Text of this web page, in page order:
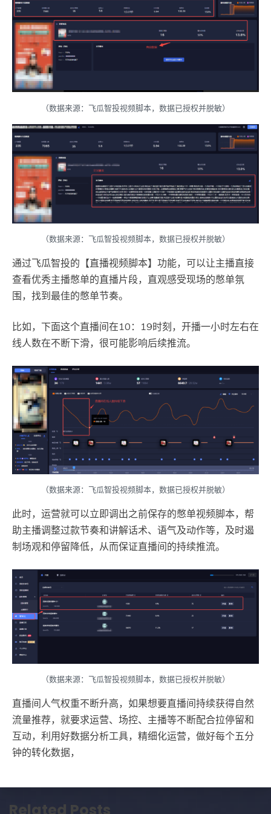
（数据来源：飞瓜智投视频脚本，数据已授权并脱敏）
（数据来源：飞瓜智投视频脚本，数据已授权并脱敏）
通过飞瓜智投的【直播视频脚本】功能，可以让主播直接
查看优秀主播憋单的直播片段，直观感受现场的憋单氛
围，找到最佳的憋单节奏。
比如，下面这个直播间在10：19时刻，开播一小时左右在
线人数在不断下滑，很可能影响后续推流。
（数据来源：飞瓜智投视频脚本，数据已授权并脱敏）
此时，运营就可以立即调出之前保存的憋单视频脚本，帮
助主播调整过款节奏和讲解话术、语气及动作等，及时遏
制场观和停留降低，从而保证直播间的持续推流。
（数据来源：飞瓜智投视频脚本，数据已授权并脱敏）
直播间人气权重不断升高，如果想要直播间持续获得自然
流量推荐，就要求运营、场控、主播等不断配合拉停留和
互动，利用好数据分析工具，精细化运营，做好每个五分
钟的转化数据，